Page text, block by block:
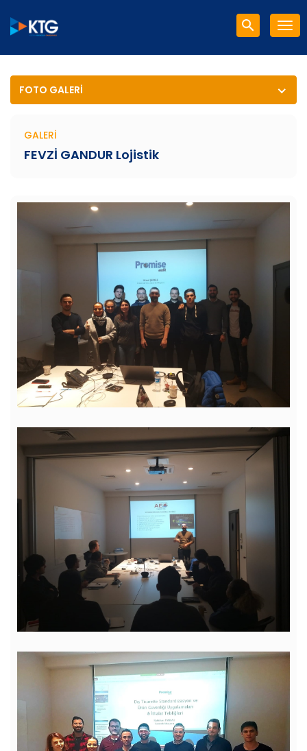
FOTO GALERI
GALERI
FEVZİ GANDUR Lojistik